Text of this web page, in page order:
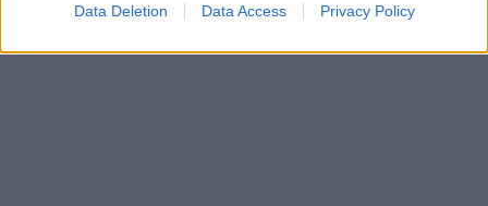
Data Deletion Data Access Privacy Policy